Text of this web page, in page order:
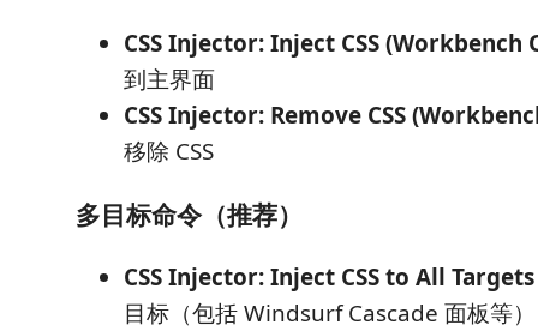
CSS Injector: Inject CSS (Workbench
到主界面
CSS Injector: Remove CSS
移除 CSS
多目标命令（推荐）
CSS Injector: Inject CSS to All Targets
目标（包括 Windsurf Cascade 面板等）